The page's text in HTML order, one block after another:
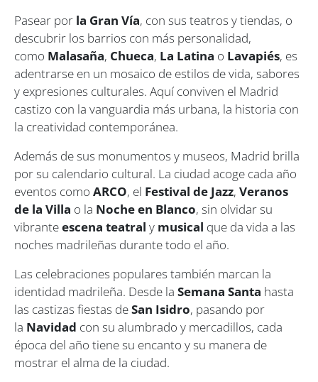
Pasear por la Gran Vía, con sus teatros y tiendas, o
descubrir los barrios con más personalidad,
como Malasaña, Chueca, La Latina o Lavapiés, es
adentrarse en un mosaico de estilos de vida, sabores
y expresiones culturales. Aquí conviven el Madrid
castizo con la vanguardia más urbana, la historia con
la creatividad contemporánea.
Además de sus monumentos y museos, Madrid brilla
por su calendario cultural. La ciudad acoge cada año
eventos como ARCO, el Festival de Jazz, Veranos
de la Villa o la Noche en Blanco, sin olvidar su
vibranteescena teatral y musical que da vida a las
noches madrileñas durante todo el año.
Las celebraciones populares también marcan la
identidad madrileña. Desde la Semana Santa hasta
las castizas fiestas deSan Isidro, pasando por
la Navidad con su alumbrado y mercadillos, cada
época del año tiene su encanto y su manera de
mostrar el alma de la ciudad.